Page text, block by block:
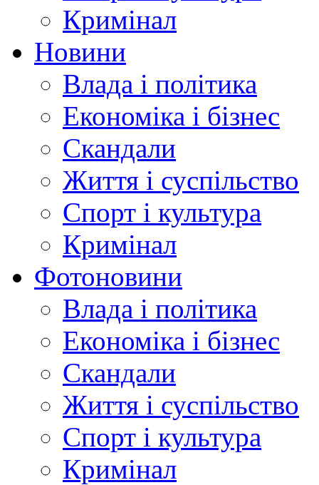
Кримінал
Новини
Влада і політика
Економіка і бізнес
Скандали
Життя і суспільство
Спорт і культура
Кримінал
Фотоновини
Влада і політика
Економіка і бізнес
Скандали
Життя і суспільство
Спорт і культура
Кримінал